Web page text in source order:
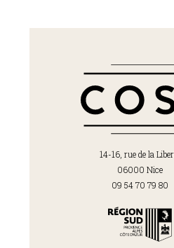
14-16, rue de la
06000 Nice
09 54 70 79 80